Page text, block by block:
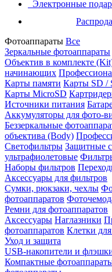
Электронные
Фотоаппараты Все
Зеркальные фотоаппараты
Объектив в комплекте
начинающих
Карты памяти Карты SD /
Карты MicroSD
Источники питания
Аккумуляторы для фото-
Беззеркальные
объектива (Body)
Светофильтры Защитные
ультрафиолетовые
Наборы фильтров
Аксессуары для фильтров
Сумки, рюкзаки, чехлы
фотоаппаратов
Ремни для фотоаппаратов
Аксессуары Наглазники
фотоаппаратов Клетки
Уход и защита
USB-накопители и
Компактные